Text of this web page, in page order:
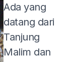
Ada yang
datang dari
Tanjung
Malim dan